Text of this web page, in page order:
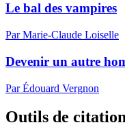
Le bal des vampires
Par Marie-Claude Loiselle
Devenir un autre
Par Édouard Vergnon
Outils de